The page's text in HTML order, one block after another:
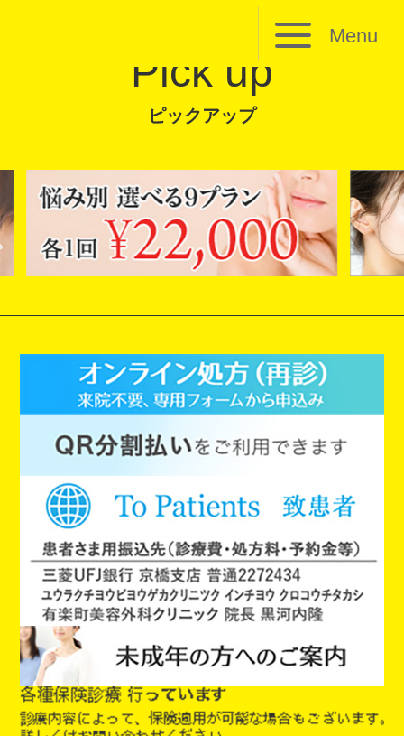
Menu
Pick up
ピックアップ